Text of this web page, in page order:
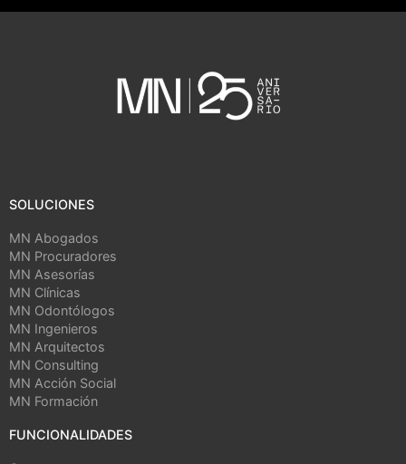
SOLUCIONES
MN Abogados
MN Procuradores
MN Asesorías
MN Clínicas
MN Odontólogos
MN Ingenieros
MN Arquitectos
MN Consulting
MN Acción Social
MN Formación
FUNCIONALIDADES